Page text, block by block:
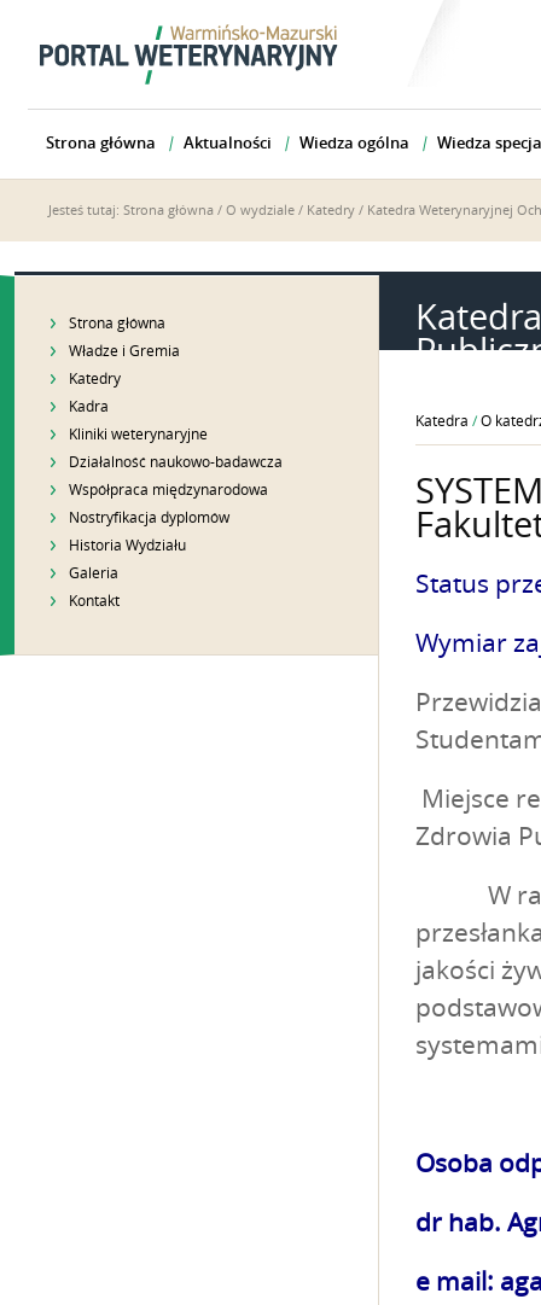
Strona główna Aktualności Wiedza ogólna Wiedza
Jesteś tutaj: Strona główna / O wydziale / Katedry / Katedra Weterynaryjnej
Strona główna
Władze i Gremia
Katedry
Kadra
Kliniki weterynaryjne
Działalność naukowo-badawcza
Współpraca międzynarodowa
Nostryfikacja dyplomów
Historia Wydziału
Galeria
Kontakt
Katedra / O
Status
Wymiar
Miejsce
Zdrowia
W
jakości
Osoba
dr hab.
e mail: